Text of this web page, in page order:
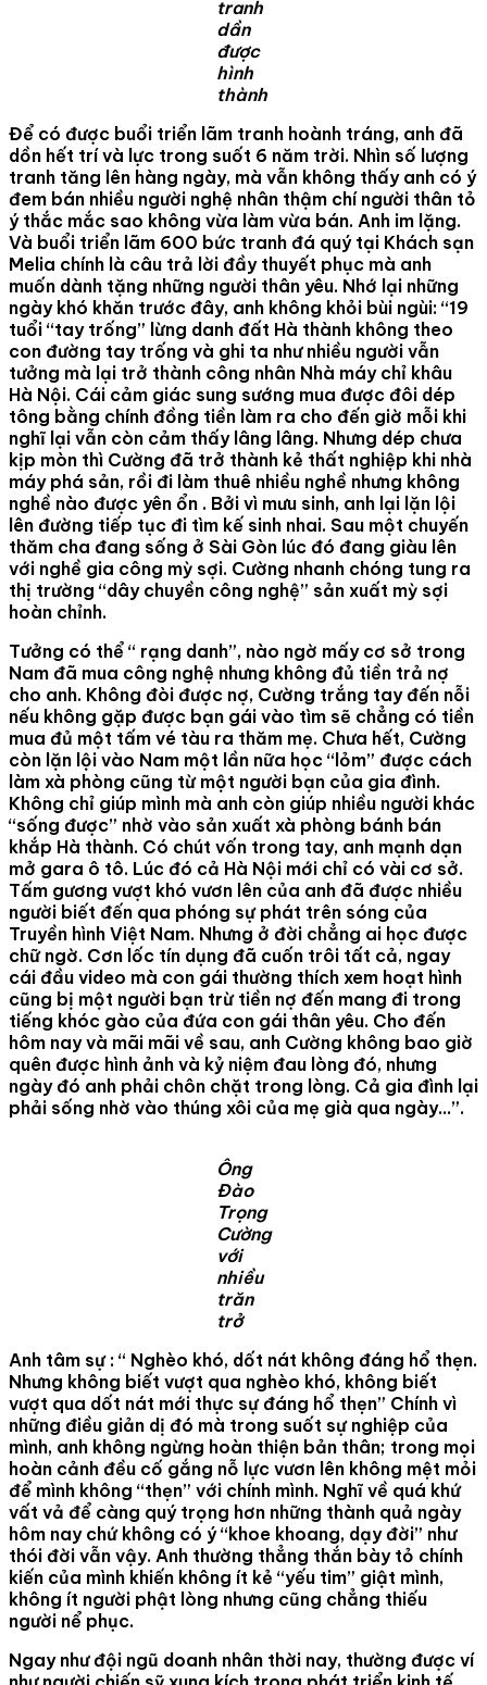
tranh
dần
được
hình
thành
Để có được buổi triển lãm tranh hoành tráng, anh đã
dồn hết trí và lực trong suốt 6 năm trời. Nhìn số lượng
tranh tăng lên hàng ngày, mà vẫn không thấy anh có ý
đem bán nhiều người nghệ nhân thậm chí người thân tỏ
ý thắc mắc sao không vừa làm vừa bán. Anh im lặng.
Và buổi triển lãm 600 bức tranh đá quý tại Khách sạn
Melia chính là câu trả lời đầy thuyết phục mà anh
muốn dành tặng những người thân yêu. Nhớ lại những
ngày khó khăn trước đây, anh không khỏi bùi ngùi: “19
tuổi “tay trống” lừng danh đất Hà thành không theo
con đường tay trống và ghi ta như nhiều người vẫn
tưởng mà lại trở thành công nhân Nhà máy chỉ khâu
Hà Nội. Cái cảm giác sung sướng mua được đôi dép
tông bằng chính đồng tiền làm ra cho đến giờ mỗi khi
nghĩ lại vẫn còn cảm thấy lâng lâng. Nhưng dép chưa
kịp mòn thì Cường đã trở thành kẻ thất nghiệp khi nhà
máy phá sản, rồi đi làm thuê nhiều nghề nhưng không
nghề nào được yên ổn . Bởi vì mưu sinh, anh lại lặn lội
lên đường tiếp tục đi tìm kế sinh nhai. Sau một chuyến
thăm cha đang sống ở Sài Gòn lúc đó đang giàu lên
với nghề gia công mỳ sợi. Cường nhanh chóng tung ra
thị trường “dây chuyền công nghệ” sản xuất mỳ sợi
hoàn chỉnh.
Tưởng có thể “ rạng danh”, nào ngờ mấy cơ sở trong
Nam đã mua công nghệ nhưng không đủ tiền trả nợ
cho anh. Không đòi được nợ, Cường trắng tay đến nỗi
nếu không gặp được bạn gái vào tìm sẽ chẳng có tiền
mua đủ một tấm vé tàu ra thăm mẹ. Chưa hết, Cường
còn lặn lội vào Nam một lần nữa học “lỏm” được cách
làm xà phòng cũng từ một người bạn của gia đình.
Không chỉ giúp mình mà anh còn giúp nhiều người khác
“sống được” nhờ vào sản xuất xà phòng bánh bán
khắp Hà thành. Có chút vốn trong tay, anh mạnh dạn
mở gara ô tô. Lúc đó cả Hà Nội mới chỉ có vài cơ sở.
Tấm gương vượt khó vươn lên của anh đã được nhiều
người biết đến qua phóng sự phát trên sóng của
Truyền hình Việt Nam. Nhưng ở đời chẳng ai học được
chữ ngờ. Cơn lốc tín dụng đã cuốn trôi tất cả, ngay
cái đầu video mà con gái thường thích xem hoạt hình
cũng bị một người bạn trừ tiền nợ đến mang đi trong
tiếng khóc gào của đứa con gái thân yêu. Cho đến
hôm nay và mãi mãi về sau, anh Cường không bao giờ
quên được hình ảnh và kỷ niệm đau lòng đó, nhưng
ngày đó anh phải chôn chặt trong lòng. Cả gia đình lại
phải sống nhờ vào thúng xôi của mẹ già qua ngày…”.
Ông
Đào
Trọng
Cường
với
nhiều
trăn
trở
Anh tâm sự : “ Nghèo khó, dốt nát không đáng hổ thẹn.
Nhưng không biết vượt qua nghèo khó, không biết
vượt qua dốt nát mới thực sự đáng hổ thẹn” Chính vì
những điều giản dị đó mà trong suốt sự nghiệp của
mình, anh không ngừng hoàn thiện bản thân; trong mọi
hoàn cảnh đều cố gắng nỗ lực vươn lên không mệt mỏi
để mình không “thẹn” với chính mình. Nghĩ về quá khứ
vất vả để càng quý trọng hơn những thành quả ngày
hôm nay chứ không có ý “khoe khoang, dạy đời” như
thói đời vẫn vậy. Anh thường thẳng thắn bày tỏ chính
kiến của mình khiến không ít kẻ “yếu tim” giật mình,
không ít người phật lòng nhưng cũng chẳng thiếu
người nể phục.
Ngay như đội ngũ doanh nhân thời nay, thường được ví